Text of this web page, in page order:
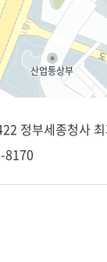
정부세종청사
8170